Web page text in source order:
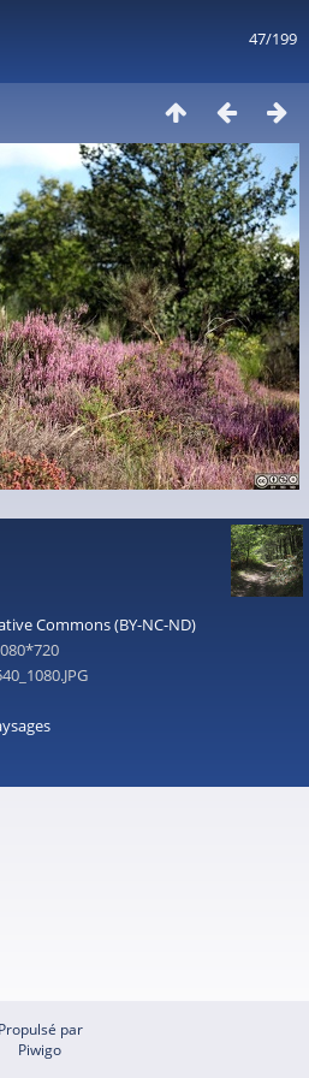
47/199
Commons (BY-NC-ND)
Propulsé par
Piwigo